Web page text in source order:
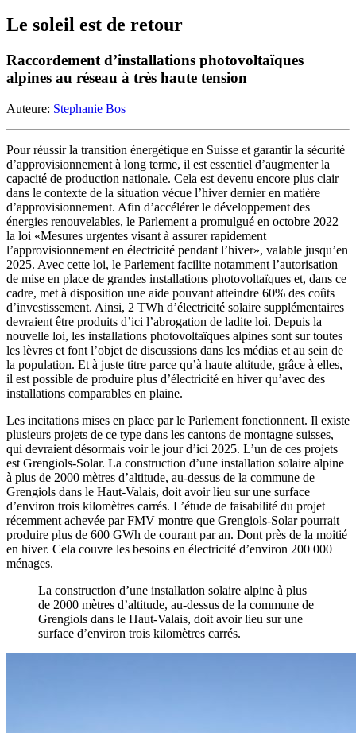
Le soleil est de retour
Raccordement d’installations photovoltaïques
alpines au réseau à très haute tension
Auteure: Stephanie Bos
Pour réussir la transition énergétique en Suisse et garantir la sécurité
d’approvisionnement à long terme, il est essentiel d’augmenter la
capacité de production nationale. Cela est devenu encore plus clair
dans le contexte de la situation vécue l’hiver dernier en matière
d’approvisionnement. Afin d’accélérer le développement des
énergies renouvelables, le Parlement a promulgué en octobre 2022
la loi «Mesures urgentes visant à assurer rapidement
l’approvisionnement en électricité pendant l’hiver», valable jusqu’en
2025. Avec cette loi, le Parlement facilite notamment l’autorisation
de mise en place de grandes installations photovoltaïques et, dans ce
cadre, met à disposition une aide pouvant atteindre 60% des coûts
d’investissement. Ainsi, 2 TWh d’électricité solaire supplémentaires
devraient être produits d’ici l’abrogation de ladite loi. Depuis la
nouvelle loi, les installations photovoltaïques alpines sont sur toutes
les lèvres et font l’objet de discussions dans les médias et au sein de
la population. Et à juste titre parce qu’à haute altitude, grâce à elles,
il est possible de produire plus d’électricité en hiver qu’avec des
installations comparables en plaine.
Les incitations mises en place par le Parlement fonctionnent. Il existe
plusieurs projets de ce type dans les cantons de montagne suisses,
qui devraient désormais voir le jour d’ici 2025. L’un de ces projets
est Grengiols-Solar. La construction d’une installation solaire alpine
à plus de 2000 mètres d’altitude, au-dessus de la commune de
Grengiols dans le Haut-Valais, doit avoir lieu sur une surface
d’environ trois kilomètres carrés. L’étude de faisabilité du projet
récemment achevée par FMV montre que Grengiols-Solar pourrait
produire plus de 600 GWh de courant par an. Dont près de la moitié
en hiver. Cela couvre les besoins en électricité d’environ 200 000
ménages.
La construction d’une installation solaire alpine à plus
de 2000 mètres d’altitude, au-dessus de la commune de
Grengiols dans le Haut-Valais, doit avoir lieu sur une
surface d’environ trois kilomètres carrés.